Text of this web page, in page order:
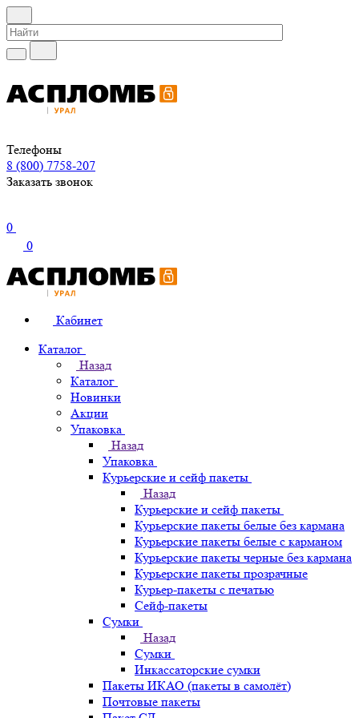
Телефоны
8 (800) 7758-207
Заказать звонок
0
0
Кабинет
Каталог
Назад
Каталог
Новинки
Акции
Упаковка
Назад
Упаковка
Курьерские и сейф пакеты
Назад
Курьерские и сейф пакеты
Курьерские пакеты белые без кармана
Курьерские пакеты белые с карманом
Курьерские пакеты черные без кармана
Курьерские пакеты прозрачные
Курьер-пакеты с печатью
Сейф-пакеты
Сумки
Назад
Сумки
Инкассаторские сумки
Пакеты ИКАО (пакеты в самолёт)
Почтовые пакеты